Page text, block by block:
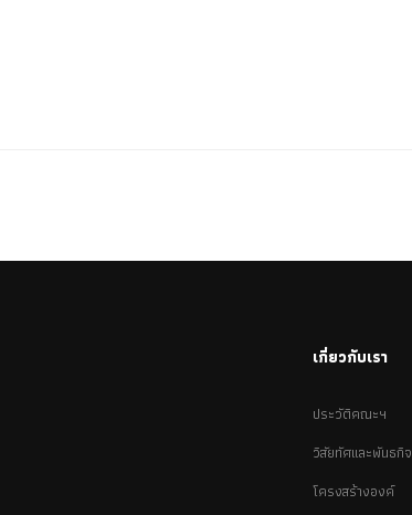
เกี่ยวกับเรา
ประวัติคณะฯ
วิสัยทัศและพันธกิจ
โครงสร้างองค์